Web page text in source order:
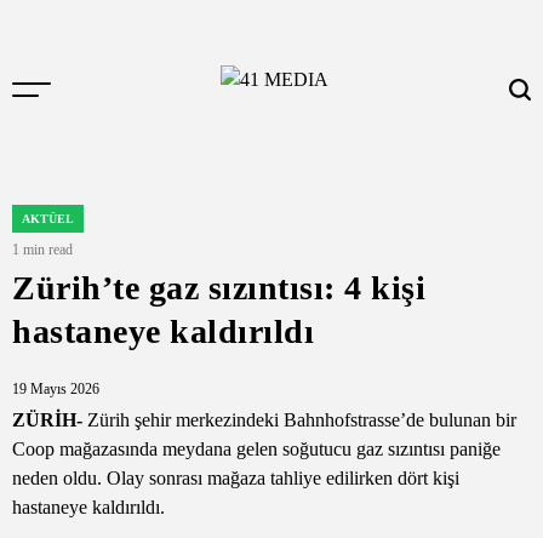
to
POSTED
IN
AKTÜEL
Estimated
read
time
1 min read
Zürih’te gaz sızıntısı: 4 kişi
hastaneye kaldırıldı
19 Mayıs 2026
ZÜRİH- Zürih şehir merkezindeki Bahnhofstrasse’de bulunan bir
Coop mağazasında meydana gelen soğutucu gaz sızıntısı paniğe
neden oldu. Olay sonrası mağaza tahliye edilirken dört kişi
hastaneye kaldırıldı.